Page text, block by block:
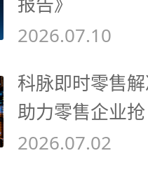
2026.07.10
科脉即时零售
助力零售企业
2026.07.02